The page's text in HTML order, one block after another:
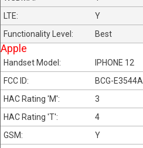
Y
Best
Apple
IPHONE 12
BCG-E3544A
3
4
Y